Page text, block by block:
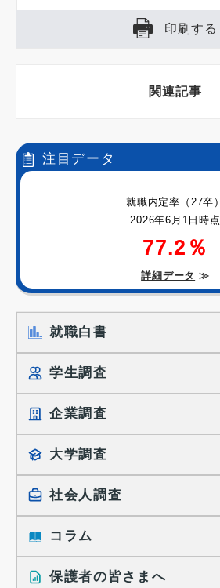
印刷する
関連記事
注目データ
就職内定率（27卒）
2026年6月1日時点
77.2％
詳細データ ≫
就職白書
学生調査
就職プロセス調査
就職活動TOPICS
大学生の実態調査
働きたい組織の特徴
大学生の地域間移動レポート
就職活動に関するレポート
企業調査
採用に関する調査
採用活動に関するレポート
大学調査
社会人調査
就職活動と入社後の就業
就業レディネス研究
コラム
インタビュー記事
保護者の皆さまへ